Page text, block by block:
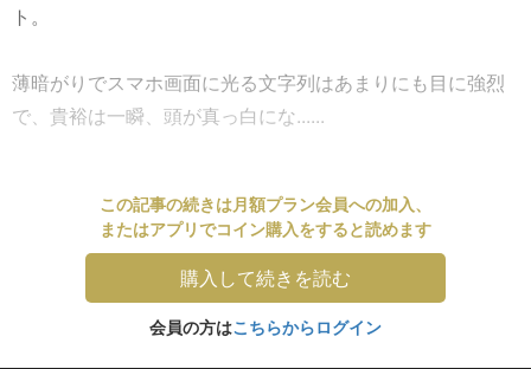
ト。
薄暗がりでスマホ画面に光る文字列はあまりにも目に強烈
で、貴裕は一瞬、頭が真っ白にな......
この記事の続きは月額プラン会員への加入、
またはアプリでコイン購入をすると読めます
購入して続きを読む
会員の方はこちらからログイン